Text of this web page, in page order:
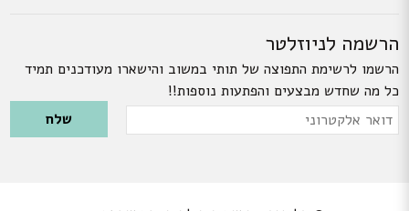
הרשמה לניוזלטר
הרשמו לרשימת התפוצה של תותי במשוב והישארו מעודכנים תמיד
כל מה שחדש מבצעים והפתעות נוספות!!
Please leave this field empty.
דואר